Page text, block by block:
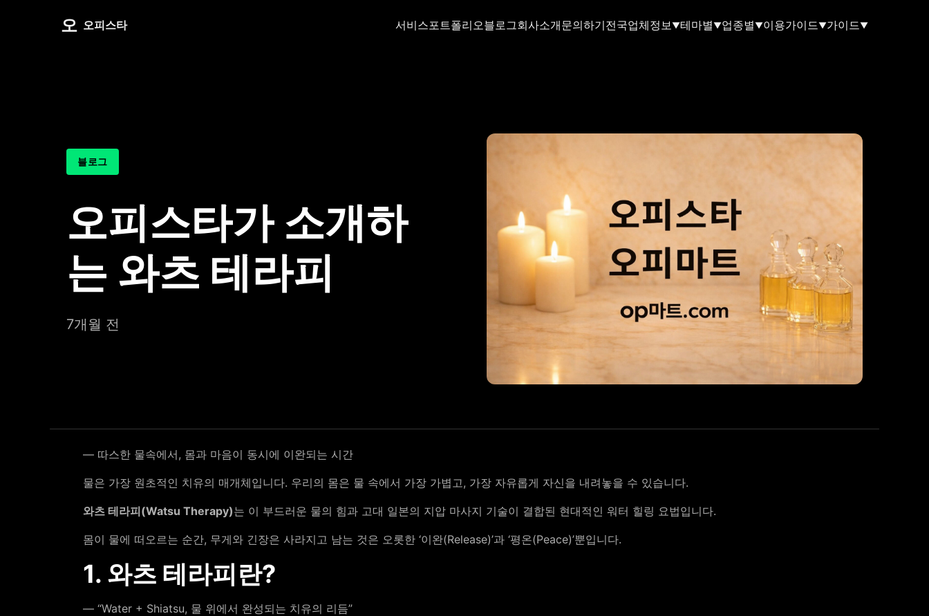
오 오피스타 서비스포트폴리오블로그회사소개문의하기전국업체정보▼테마별▼업종별▼이용가이드▼가이드▼
블로그
오피스타가 소개하
는 와츠 테라피
7개월 전
― 따스한 물속에서, 몸과 마음이 동시에 이완되는 시간
물은 가장 원초적인 치유의 매개체입니다. 우리의 몸은 물 속에서 가장 가볍고, 가장 자유롭게 자신을 내려놓을 수 있습니다.
와츠 테라피(Watsu Therapy)는 이 부드러운 물의 힘과 고대 일본의 지압 마사지 기술이 결합된 현대적인 워터 힐링 요법입니다.
몸이 물에 떠오르는 순간, 무게와 긴장은 사라지고 남는 것은 오롯한 ‘이완(Release)’과 ‘평온(Peace)’뿐입니다.
1. 와츠 테라피란?
― “Water + Shiatsu, 물 위에서 완성되는 치유의 리듬”